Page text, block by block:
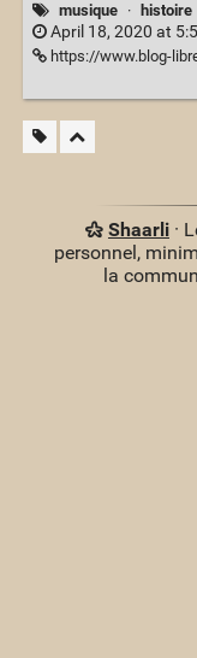
musique · histoire
April 18, 2020 at
https://www.blog-
Shaarli·
personnel,
la